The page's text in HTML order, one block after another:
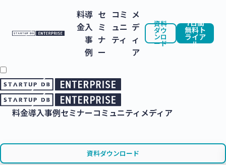
料
金
導
入
事
例
セ
ミ
ナ
ー
コミ
ュニ
ティ
メ
デ
ィ
ア
資料
ダウ
ンロ
ード
7日間
無料ト
ライア
ル
料金導入事例セミナーコミュニティ メディア
資料ダウンロード